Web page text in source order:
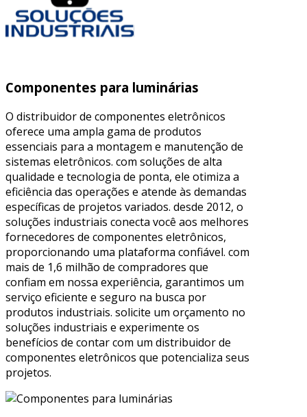
Componentes para luminárias
O distribuidor de componentes eletrônicos
oferece uma ampla gama de produtos
essenciais para a montagem e manutenção de
sistemas eletrônicos. com soluções de alta
qualidade e tecnologia de ponta, ele otimiza a
eficiência das operações e atende às demandas
específicas de projetos variados. desde 2012, o
soluções industriais conecta você aos melhores
fornecedores de componentes eletrônicos,
proporcionando uma plataforma confiável. com
mais de 1,6 milhão de compradores que
confiam em nossa experiência, garantimos um
serviço eficiente e seguro na busca por
produtos industriais. solicite um orçamento no
soluções industriais e experimente os
benefícios de contar com um distribuidor de
componentes eletrônicos que potencializa seus
projetos.